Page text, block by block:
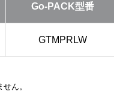
Go-PACK型番
GTMPRLW
ん。